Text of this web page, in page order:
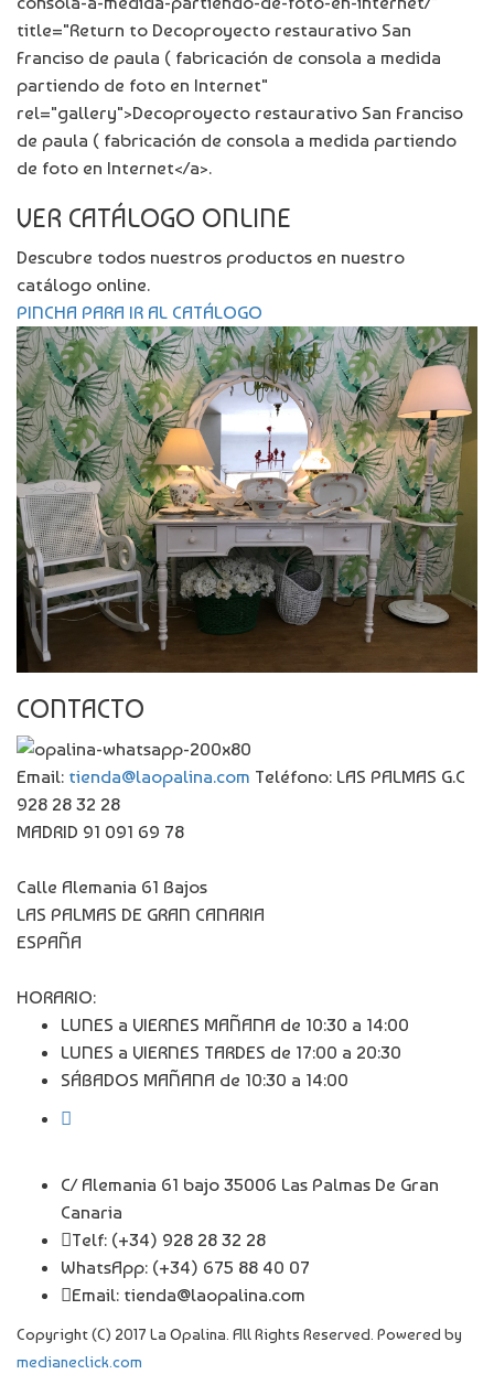
title="Return to Decoproyecto restaurativo San
Franciso de paula ( fabricación de consola a medida
partiendo de foto en Internet"
rel="gallery">Decoproyecto restaurativo San Franciso
de paula ( fabricación de consola a medida partiendo
de foto en Internet</a>.
VER CATÁLOGO ONLINE
Descubre todos nuestros productos en nuestro
catálogo online.
PINCHA PARA IR AL CATÁLOGO
CONTACTO
Email: tienda@laopalina.com Teléfono: LAS PALMAS G.C
928 28 32 28
MADRID 91 091 69 78
Calle Alemania 61 Bajos
LAS PALMAS DE GRAN CANARIA
ESPAÑA
HORARIO:
LUNES a VIERNES MAÑANA de 10:30 a 14:00
LUNES a VIERNES TARDES de 17:00 a 20:30
SÁBADOS MAÑANA de 10:30 a 14:00
C/ Alemania 61 bajo 35006 Las Palmas De Gran
Canaria
Telf: (+34) 928 28 32 28
WhatsApp: (+34) 675 88 40 07
Email: tienda@laopalina.com
Copyright (C) 2017 La Opalina. All Rights Reserved. Powered by
medianeclick.com